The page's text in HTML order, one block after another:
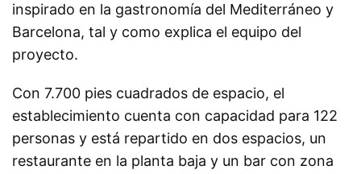
inspirado en la gastronomía del Mediterráneo y
Barcelona, tal y como explica el equipo del
proyecto.
Con 7.700 pies cuadrados de espacio, el
establecimiento cuenta con capacidad para 122
personas y está repartido en dos espacios, un
restaurante en la planta baja y un bar con zona